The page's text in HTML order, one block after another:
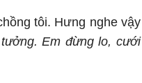
tôi. Hưng nghe vậy
Em đừng lo, cưới